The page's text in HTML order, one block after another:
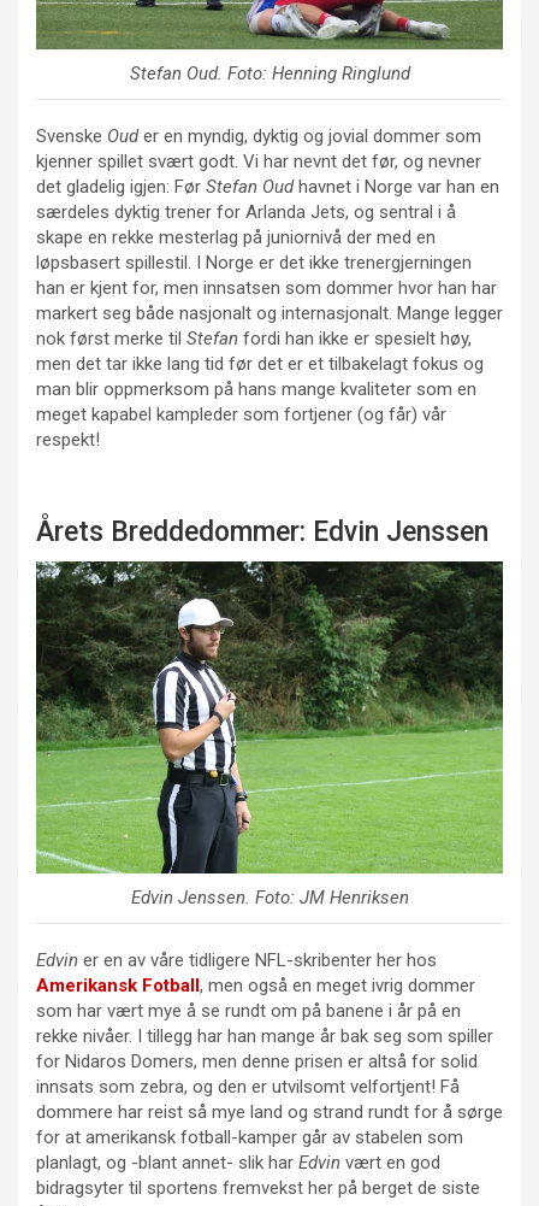
Stefan Oud. Foto: Henning Ringlund
Svenske Ouder en myndig, dyktig og jovial dommer som
kjenner spillet svært godt. Vi har nevnt det før, og nevner
det gladelig igjen: Før Stefan Oudhavnet i Norge var han en
særdeles dyktig trener for Arlanda Jets, og sentral i å
skape en rekke mesterlag på juniornivå der med en
løpsbasert spillestil. I Norge er det ikke trenergjerningen
han er kjent for, men innsatsen som dommer hvor han har
markert seg både nasjonalt og internasjonalt. Mange legger
nok først merke til Stefan fordi han ikke er spesielt høy,
men det tar ikke lang tid før det er et tilbakelagt fokus og
man blir oppmerksom på hans mange kvaliteter som en
meget kapabel kampleder som fortjener (og får) vår
respekt!
Årets Breddedommer: Edvin Jenssen
Edvin Jenssen. Foto: JM Henriksen
Edvin er en av våre tidligere NFL-skribenter her hos
Amerikansk Fotball, men også en meget ivrig dommer
som har vært mye å se rundt om på banene i år på en
rekke nivåer. I tillegg har han mange år bak seg som spiller
for Nidaros Domers, men denne prisen er altså for solid
innsats som zebra, og den er utvilsomt velfortjent! Få
dommere har reist så mye land og strand rundt for å sørge
for at amerikansk fotball-kamper går av stabelen som
planlagt, og -blant annet- slik har Edvin vært en god
bidragsyter til sportens fremvekst her på berget de siste